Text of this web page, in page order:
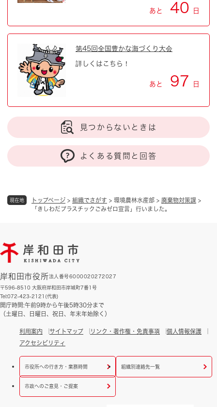
現在地 トップページ > 組織でさがす > 環境農林水産部 > 廃棄物対策課 >
「きしわだプラスチックごみゼロ宣言」行いました。
あと 40 日
第45回全国豊かな海づくり大会
詳しくはこちら！
あと 97 日
見つからないときは
よくある質問と回答
岸和田市役所法人番号6000020272027
〒596-8510 大阪府岸和田市岸城町7番1号
Tel:072-423-2121(代表)
開庁時間:午前9時から午後5時30分まで
（土曜日、日曜日、祝日、年末年始除く）
利用案内 サイトマップ リンク・著作権・免責事項
個人情報保護
アクセシビリティ
市役所への行き方・業務時間 組織別連絡先一覧
市政へのご意見・ご提案